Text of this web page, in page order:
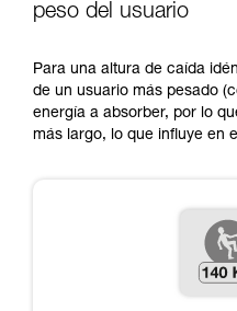
peso del usuario
Para una altura de caída
de un usuario más pesado
energía a absorber, por lo
más largo, lo que influye en